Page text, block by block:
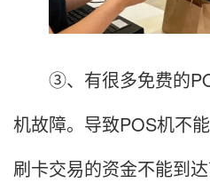
③、有很多免费的
机故障。导致POS机不
刷卡交易的资金不能到